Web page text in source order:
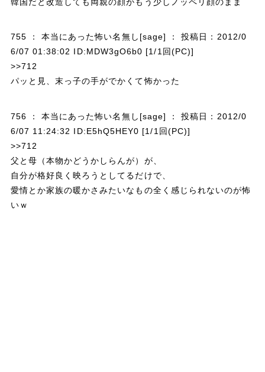
755 ： 本当にあった怖い名無し[sage] ： 投稿日：2012/0
6/07 01:38:02 ID:MDW3gO6b0 [1/1回(PC)]
>>712
パッと見、末っ子の手がでかくて怖かった
756 ： 本当にあった怖い名無し[sage] ： 投稿日：2012/0
6/07 11:24:32 ID:E5hQ5HEY0 [1/1回(PC)]
>>712
父と母（本物かどうかしらんが）が、
自分が格好良く映ろうとしてるだけで、
愛情とか家族の暖かさみたいなもの全く感じられないのが怖
いｗ